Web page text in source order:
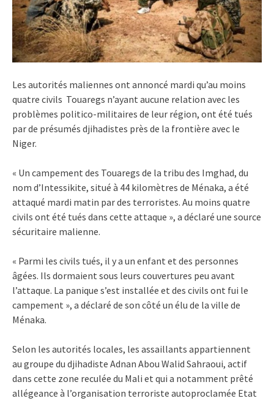
Les autorités maliennes ont annoncé mardi qu’au moins
quatre civils Touaregs n’ayant aucune relation avec les
problèmes politico-militaires de leur région, ont été tués
par de présumés djihadistes près de la frontière avec le
Niger.
« Un campement des Touaregs de la tribu des Imghad, du
nom d’Intessikite, situé à 44 kilomètres de Ménaka, a été
attaqué mardi matin par des terroristes. Au moins quatre
civils ont été tués dans cette attaque », a déclaré une source
sécuritaire malienne.
« Parmi les civils tués, il y a un enfant et des personnes
âgées. Ils dormaient sous leurs couvertures peu avant
l’attaque. La panique s’est installée et des civils ont fui le
campement », a déclaré de son côté un élu de la ville de
Ménaka.
Selon les autorités locales, les assaillants appartiennent
au groupe du djihadiste Adnan Abou Walid Sahraoui, actif
dans cette zone reculée du Mali et qui a notamment prêté
allégeance à l’organisation terroriste autoproclamée Etat